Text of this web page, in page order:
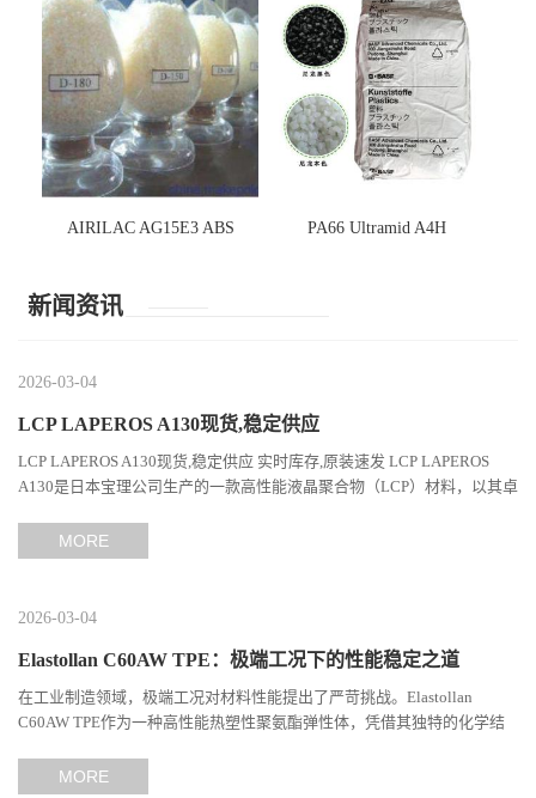
AIRILAC AG15E3 ABS PA66 Ultramid A4H
新闻资讯
2026-03-04
LCP LAPEROS A130现货,稳定供应
LCP LAPEROS A130现货,稳定供应 实时库存,原装速发 LCP LAPEROS
A130是日本宝理公司生产的一款高性能液晶聚合物（LCP）材料，以其卓
MORE
2026-03-04
Elastollan C60AW TPE：极端工况下的性能稳定之道
在工业制造领域，极端工况对材料性能提出了严苛挑战。Elastollan
C60AW TPE作为一种高性能热塑性聚氨酯弹性体，凭借其独特的化学结
MORE